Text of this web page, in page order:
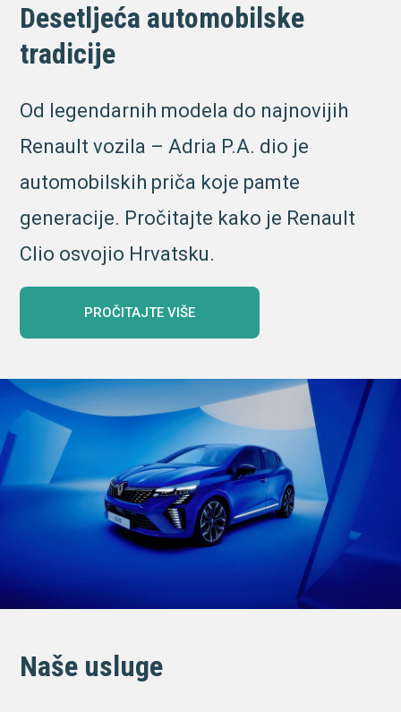
Desetljeća automobilske
tradicije
Od legendarnih modela do najnovijih
Renault vozila – Adria P.A. dio je
automobilskih priča koje pamte
generacije. Pročitajte kako je Renault
Clio osvojio Hrvatsku.
PROČITAJTE VIŠE
Naše usluge